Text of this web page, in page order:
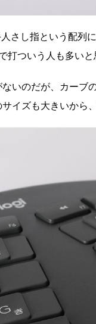
さし指という配列
ついう人も多いと
いのだが、カーブ
イズも大きいから